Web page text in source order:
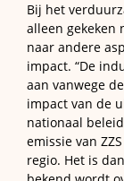
Bij het
alleen gekeken
naar andere
impact. “De
aan vanwege
impact van de
nationaal
emissie van
regio. Het is